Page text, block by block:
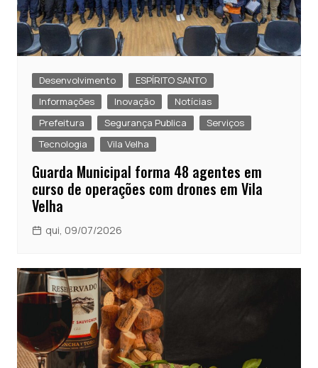
Desenvolvimento
ESPÍRITO SANTO
Informações
Inovação
Notícias
Prefeitura
Segurança Publica
Serviços
Tecnologia
Vila Velha
Guarda Municipal forma 48 agentes em
curso de operações com drones em Vila
Velha
qui, 09/07/2026